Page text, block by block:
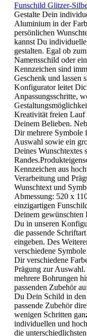
Funschild Glitzer-
Gestalte Dein
Aluminium in der
persönlichen
kannst Du
gestalten. Egal ob
Namensschild oder
Kennzeichen sind
Geschenk und lassen
Konfigurator leitet
Anpassungsschritte,
Kreativität freien Lauf
Deinem Belieben.
Dir mehrere Symbole
Auswahl sowie ein
Deines Wunschtextes
Kennzeichen aus
Verarbeitung und
Wunschtext und
Abmessung: 520 x
einzigartigen
Deinem gewünschten
Du in unseren
die passende
eingeben. Des
verschiedene
Dir verschiedene
Prägung zur
mehrere Bohrungen
passenden Zubehör
Du Dein Schild in den
passende Zubehör
wenigen Schritten
individuellen und
die